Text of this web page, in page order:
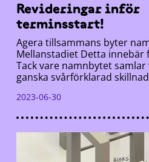
Revideringar inför
terminsstart!
Agera tillsammans byter
Mellanstadiet Detta innebär
Tack vare namnbytet samlar
ganska svårförklarad
2023-06-30